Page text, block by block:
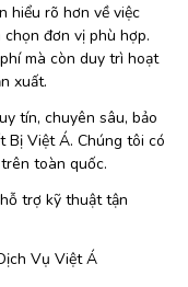
hiểu rõ hơn về việc
đơn vị phù hợp.
mà còn duy trì hoạt
xuất.
tín, chuyên sâu, bảo
Bị Việt Á. Chúng tôi có
toàn quốc.
trợ kỹ thuật tận
Vụ Việt Á